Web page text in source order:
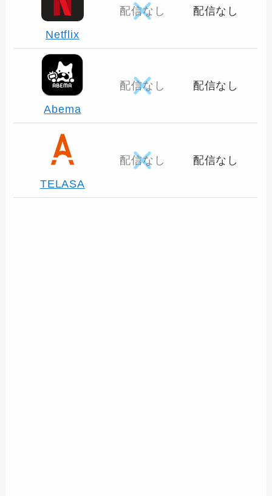
Netflix
配信なし 配信なし
Abema
配信なし 配信なし
TELASA
配信なし 配信なし